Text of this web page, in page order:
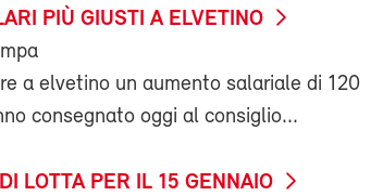
PIÙ GIUSTI A ELVETINO
a elvetino un aumento salariale di 120
consegnato oggi al consiglio...
LOTTA PER IL 15 GENNAIO